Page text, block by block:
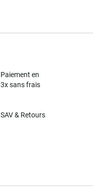
Paiement en
3x sans frais
SAV & Retours